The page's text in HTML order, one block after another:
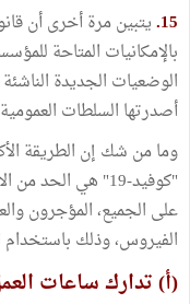
15. يتبين مرة أخرى أن
بالإمكانيات المتاحة
الوضعيات الجديدة
أصدرتها السلطات
وما من شك إن الطريقة
"كوفيد-19" هي
على الجميع، المؤجرون
الفيروس، وذلك باستخدام
(أ) تدارك ساعات